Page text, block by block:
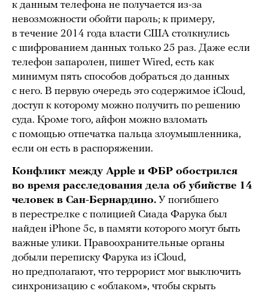
к данным телефона не получается из-за
невозможности обойти пароль; к примеру,
в течение 2014 года власти США столкнулись
с шифрованием данных только 25 раз. Даже если
телефон запаролен, пишет Wired, есть как
минимум пять способов добраться до данных
с него. В первую очередь это содержимое iCloud,
доступ к которому можно получить по решению
суда. Кроме того, айфон можно взломать
с помощью отпечатка пальца злоумышленника,
если он есть в распоряжении.
Конфликт между Apple и ФБР обострился
во время расследования дела об убийстве 14
человек в Сан-Бернардино. У погибшего
в перестрелке с полицией Сиада Фарука был
найден iPhone 5c, в памяти которого могут быть
важные улики. Правоохранительные органы
добыли переписку Фарука из iCloud,
но предполагают, что террорист мог выключить
синхронизацию с «облаком», чтобы скрыть